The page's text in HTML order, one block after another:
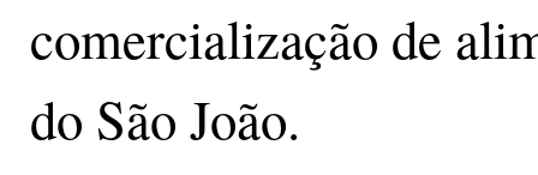
comercialização de
do São João.